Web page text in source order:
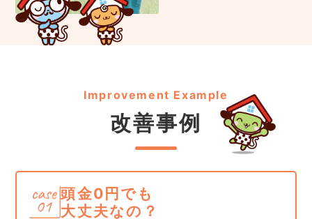
Improvement Example
改善事例
頭金0円でも
大丈夫なの？